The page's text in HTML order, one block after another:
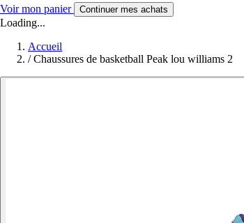
Voir mon panier Continuer mes achats
Loading...
Accueil
/ Chaussures de basketball Peak lou williams 2